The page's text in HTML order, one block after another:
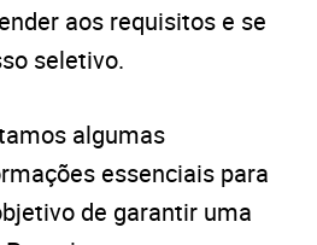
aos requisitos e se
seletivo.
algumas
essenciais para
de garantir uma